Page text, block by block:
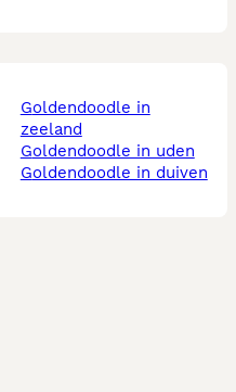
goldendoodle in
zeeland
goldendoodle in uden
goldendoodle in duiven